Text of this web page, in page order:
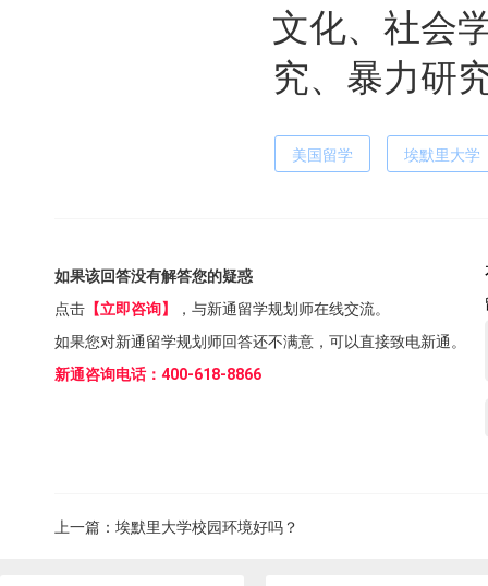
文化、社会
究、暴力研
美国留学 埃默里大学
如果该回答没有解答您的疑惑
点击 【立即咨询】
，与新通留学规划师在线交流。
如果您对新通留学规划师回答还不满意，可以直接致电新通。
新通咨询电话：400-618-8866
上一篇： 埃默里大学校园环境好吗？